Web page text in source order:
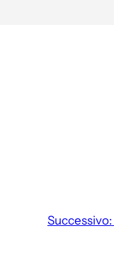
Successivo: